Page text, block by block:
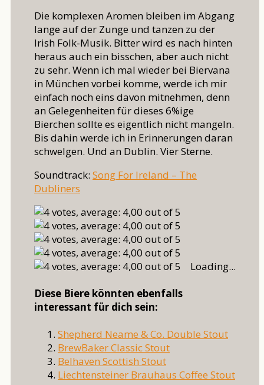
Die komplexen Aromen bleiben im Abgang
lange auf der Zunge und tanzen zu der
Irish Folk-Musik. Bitter wird es nach hinten
heraus auch ein bisschen, aber auch nicht
zu sehr. Wenn ich mal wieder bei Biervana
in München vorbei komme, werde ich mir
einfach noch eins davon mitnehmen, denn
an Gelegenheiten für dieses 6%ige
Bierchen sollte es eigentlich nicht mangeln.
Bis dahin werde ich in Erinnerungen daran
schwelgen. Und an Dublin. Vier Sterne.
Soundtrack: Song For Ireland – The
Dubliners
Loading...
Diese Biere könnten ebenfalls
interessant für dich sein:
Shepherd Neame & Co. Double Stout
BrewBaker Classic Stout
Belhaven Scottish Stout
Liechtensteiner Brauhaus Coffee Stout